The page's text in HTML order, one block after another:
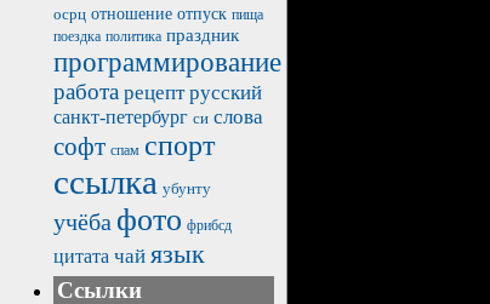
осрц отношение отпуск пища
поездка политика праздник
программирование
работа рецепт русский
санкт-петербург си слова
софт спам спорт
ссылка убунту
учёба фото фрибсд
цитата чай язык
Ссылки